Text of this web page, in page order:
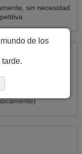
sin necesidad
a
envío de entrada y
de los
tarde.